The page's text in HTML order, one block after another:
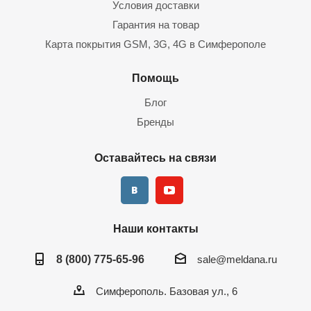
Условия доставки
Гарантия на товар
Карта покрытия GSM, 3G, 4G в Симферополе
Помощь
Блог
Бренды
Оставайтесь на связи
Наши контакты
8 (800) 775-65-96 sale@meldana.ru
Симферополь. Базовая ул., 6